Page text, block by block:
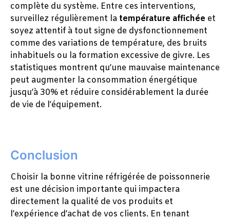
complète du système. Entre ces interventions,
surveillez régulièrement la température affichée et
soyez attentif à tout signe de dysfonctionnement
comme des variations de température, des bruits
inhabituels ou la formation excessive de givre. Les
statistiques montrent qu’une mauvaise maintenance
peut augmenter la consommation énergétique
jusqu’à 30% et réduire considérablement la durée
de vie de l’équipement.
Conclusion
Choisir la bonne vitrine réfrigérée de poissonnerie
est une décision importante qui impactera
directement la qualité de vos produits et
l’expérience d’achat de vos clients. En tenant